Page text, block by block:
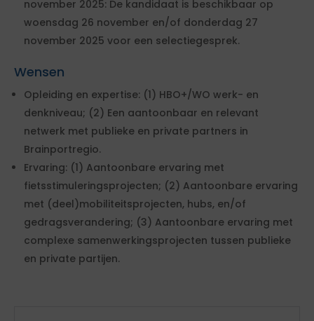
november 2025: De kandidaat is beschikbaar op
woensdag 26 november en/of donderdag 27
november 2025 voor een selectiegesprek.
Wensen
Opleiding en expertise: (1) HBO+/WO werk- en
denkniveau; (2) Een aantoonbaar en relevant
netwerk met publieke en private partners in
Brainportregio.
Ervaring: (1) Aantoonbare ervaring met
fietsstimuleringsprojecten; (2) Aantoonbare ervaring
met (deel)mobiliteitsprojecten, hubs, en/of
gedragsverandering; (3) Aantoonbare ervaring met
complexe samenwerkingsprojecten tussen publieke
en private partijen.